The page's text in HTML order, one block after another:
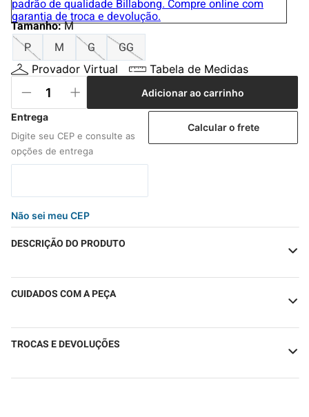
Tamanho:M
P
M G GG
Provador Virtual Tabela de Medidas
Adicionar ao carrinho
Não sei meu CEP
Calcular o frete
DESCRIÇÃO DO PRODUTO
CUIDADOS COM A PEÇA
TROCAS E DEVOLUÇÕES
9º
mochila
10º chinelo